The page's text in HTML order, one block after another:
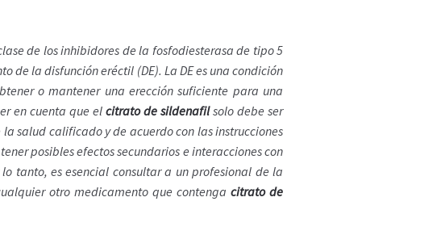
de los inhibidores de la fosfodiesterasa de tipo 5
de la disfunción eréctil (DE). La DE es una condición
o mantener una erección suficiente para una
en cuenta que elcitrato de sildenafilsolo debe ser
salud calificado y de acuerdo con las instrucciones
posibles efectos secundarios e interacciones con
tanto, es esencial consultar a un profesional de la
otro medicamento que contenga citrato de